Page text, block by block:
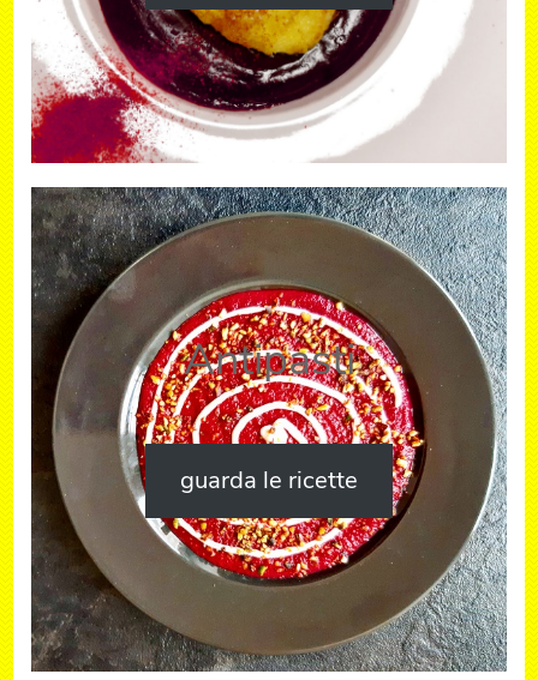
Antipasti
guarda le ricette